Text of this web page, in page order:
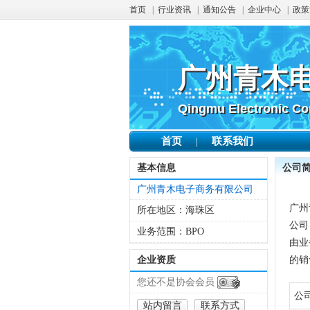
首页 行业资讯 通知公告 企业中心 政
广州青木
广州青木
Qingmu Electronic
Qingmu Electronic
首页 | 联系我们
基本信息
广州青木电子商务有限公司
所在地区： 海珠区
业务范围： BPO
企业资质
您还不是协会会员
站内留言 联系方式
公司
广
公
由
的
公